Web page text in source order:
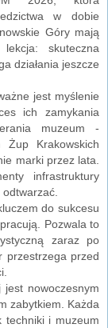
w dobie
Góry mają
skuteczna
działania jeszcze
jest myślenie
ich zamykania
muzeum -
Żup Krakowskich
marki przez lata.
infrastruktury
do sukcesu
Pozwala to
zaraz po
przestrzega przed
nowoczesnym
zabytkiem. Każda
techniki i muzeum